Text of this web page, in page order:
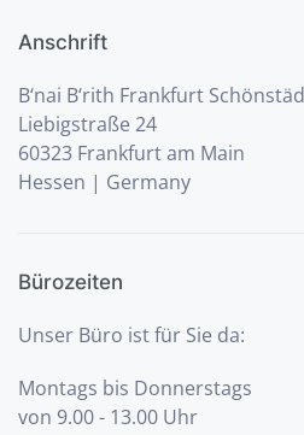
Anschrift
B‘nai B‘rith Frankfurt
Liebigstraße 24
60323 Frankfurt am Main
Hessen | Germany
Bürozeiten
Unser Büro ist für Sie da:
Montags bis Donnerstags
von 9.00 - 13.00 Uhr